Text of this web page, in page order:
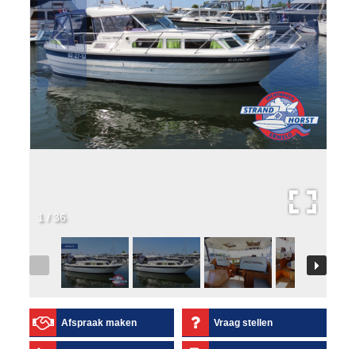
1 /36
Afspraak maken Vraag stellen